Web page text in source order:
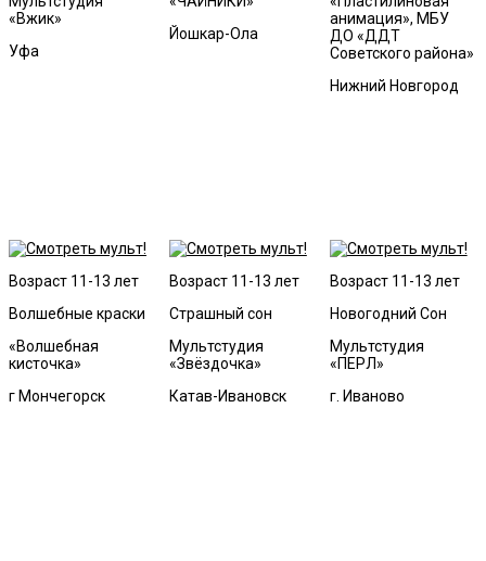
«Вжик»
Уфа
Йошкар-Ола
анимация», МБУ
ДО «ДДТ
Советского района»
Нижний Новгород
Возраст 11-13 лет
Волшебные краски
«Волшебная
кисточка»
г Мончегорск
Возраст 11-13 лет
Страшный сон
Мультстудия
«Звёздочка»
Катав-Ивановск
Возраст 11-13 лет
Новогодний Сон
Мультстудия
«ПЕРЛ»
г. Иваново